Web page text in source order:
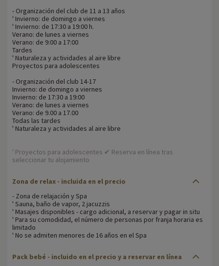
- Organización del club de 11 a 13 años
' Invierno: de domingo a viernes
' Invierno: de 17:30 a 19:00 h.
Verano: de lunes a viernes
Verano: de 9:00 a 17:00
Tardes
' Naturaleza y actividades al aire libre
Proyectos para adolescentes
- Organización del club 14-17
Invierno: de domingo a viernes
Invierno: de 17:30 a 19:00
Verano: de lunes a viernes
Verano: de 9.00 a 17.00
Todas las tardes
' Naturaleza y actividades al aire libre
' Proyectos para adolescentes ✔ Reserva en línea tras
seleccionar tu alojamiento
Zona de relax - incluida en el precio
- Zona de relajación y Spa
' Sauna, baño de vapor, 2 jacuzzis
' Masajes disponibles - cargo adicional, a reservar y pagar in situ
' Para su comodidad, el número de personas por franja horaria es
limitado
' No se admiten menores de 16 años en el Spa
Pack bebé - incluido en el precio y a reservar en línea